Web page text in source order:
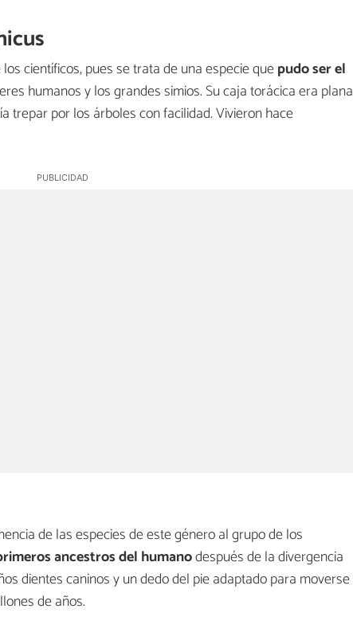
científicos, pues se trata de una especie quepudo ser el
humanos y los grandes simios. Su caja torácica era plana
trepar por los árboles con facilidad. Vivieron hace
de las especies de este género al grupo de los
ancestros del humanodespués de la divergencia
dientes caninos y un dedo del pie adaptado para moverse
de años.